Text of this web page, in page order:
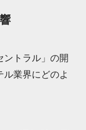
ントラル」の開
業界にどのよ